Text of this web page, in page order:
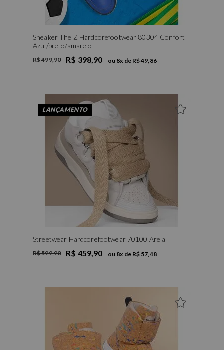
Sneaker The Z Hardcorefootwear 80304 Confort
Azul/preto/amarelo
R$ 499,90 R$ 398,90 ou 8x de R$ 49,86
LANÇAMENTO
Streetwear Hardcorefootwear 70100 Areia
R$ 599,90 R$ 459,90 ou 8x de R$ 57,48